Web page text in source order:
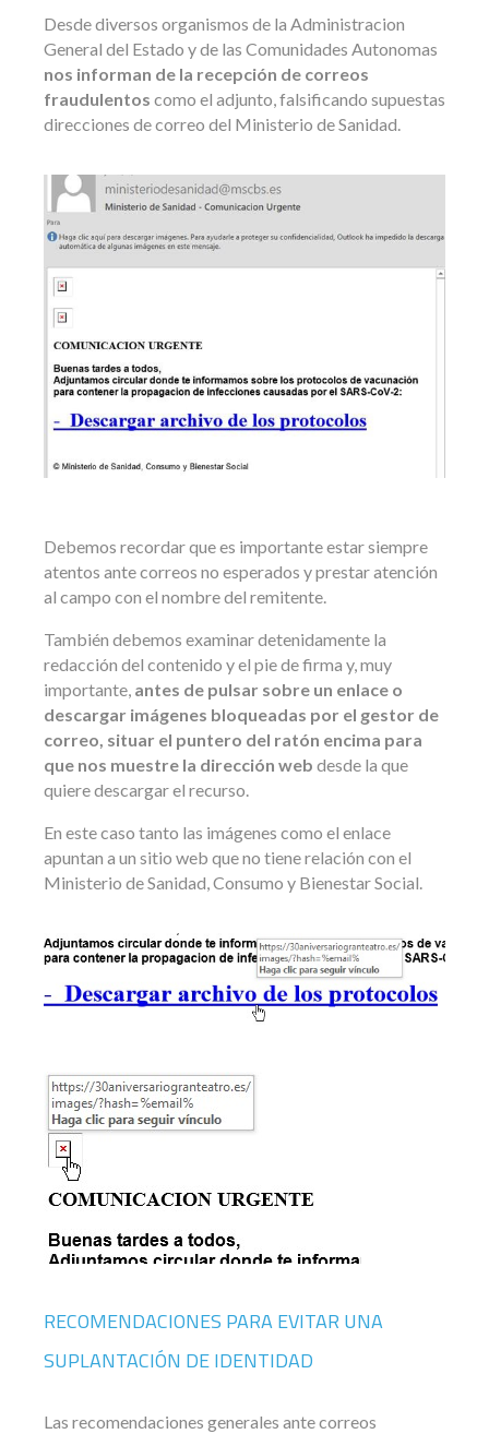
Desde diversos organismos de la Administracion
General del Estado y de las Comunidades Autonomas
nos informan de la recepción de correos
fraudulentos como el adjunto, falsificando supuestas
direcciones de correo del Ministerio de Sanidad.
Debemos recordar que es importante estar siempre
atentos ante correos no esperados y prestar atención
al campo con el nombre del remitente.
También debemos examinar detenidamente la
redacción del contenido y el pie de firma y, muy
importante, antes de pulsar sobre un enlace o
descargar imágenes bloqueadas por el gestor de
correo, situar el puntero del ratón encima para
que nos muestre la dirección web desde la que
quiere descargar el recurso.
En este caso tanto las imágenes como el enlace
apuntan a un sitio web que no tiene relación con el
Ministerio de Sanidad, Consumo y Bienestar Social.
RECOMENDACIONES PARA EVITAR UNA
SUPLANTACIÓN DE IDENTIDAD
Las recomendaciones generales ante correos